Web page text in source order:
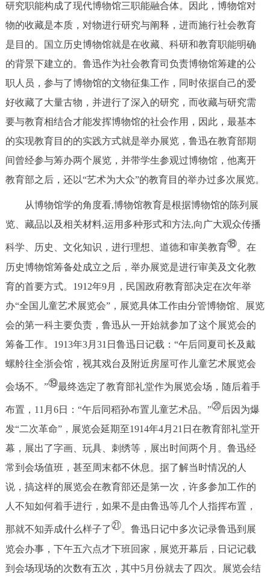
研究职能构成了现代博物馆三职能融合体。因此，博物馆对
物的收藏是本质，对物进行研究与阐释，进而施行社会教育
是目的。国立历史博物馆就是在收藏、科研和教育职能明确
的背景下建立的。鲁迅作为社会教育司负责博物馆筹建的公
职人员，参与了博物馆的文物征集工作，同时依据自己的爱
好收藏了大量古物，并进行了深入的研究，而收藏与研究需
要与教育相结合才能发挥博物馆的社会作用，因此，最基本
的实现教育目的的实践方式就是举办展览，鲁迅在教育部期
间曾经参与筹办两个展览，并带学生参观过博物馆，他离开
教育部之后，还以“艺术为大众”的教育目的举办过多次展览。
从博物馆学的角度看,博物馆教育是根据博物馆的陈列展
览、藏品以及相关材料,运用多种形式和方法,向广大观众传播
科学、历史、文化知识，进行理想、道德和审美教育⑱。在
历史博物馆筹备处成立之后，举办展览是进行审美及文化教
育的首要方式。1912年9月，民国政府教育部决定在次年举
办“全国儿童艺术展览会”，展览具体工作由分管博物馆、展览
会的第一科主要负责，鲁迅从一开始就参加了这个展览会的
筹备工作。1913年3月31日鲁迅日记载：“午后同夏司长及戴
螺舲往全浙会馆，视其戏台及附近房屋可作儿童艺术展览会
会场不。”⑲最终选定了教育部礼堂作为展览会场，随后着手
布置，11月6日：“午后同稻孙布置儿童艺术品。”⑳后因为爆
发“二次革命”，展览会延期至1914年4月21日在教育部礼堂开
幕，展出了字画、玩具、刺绣等，展出时间两个月。鲁迅经
常到会场值班，甚至周末都不休息。据了解当时情况的人
说，搞这样的展览会在教育部还是第一次，许多参加工作的
人不知如何着手进行，如果不是由鲁迅等几个人指挥布置，
那就不知弄成什么样子了㉑。鲁迅日记中多次记录鲁迅到展
览会办事，下午五六点才下班回家，展览开幕后，日记记载
到会场现场的次数有五次，其中5月份就去了四次。展览会结